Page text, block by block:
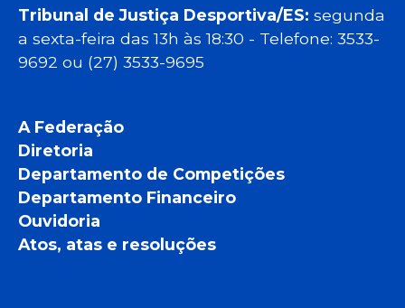
Tribunal de Justiça Desportiva/ES: segunda
a sexta-feira das 13h às 18:30 - Telefone: 3533-
9692 ou (27) 3533-9695
A Federação
Diretoria
Departamento de Competições
Departamento Financeiro
Ouvidoria
Atos, atas e resoluções